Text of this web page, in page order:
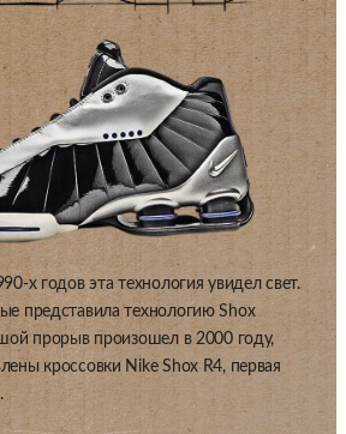
х годов эта технология увидел свет.
представила технологию Shox
прорыв произошел в 2000 году,
кроссовки Nike Shox R4, первая